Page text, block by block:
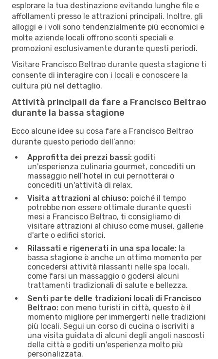
esplorare la tua destinazione evitando lunghe file e
affollamenti presso le attrazioni principali. Inoltre, gli
alloggi e i voli sono tendenzialmente più economici e
molte aziende locali offrono sconti speciali e
promozioni esclusivamente durante questi periodi.
Visitare Francisco Beltrao durante questa stagione ti
consente di interagire con i locali e conoscere la
cultura più nel dettaglio.
Attività principali da fare a Francisco Beltrao
durante la bassa stagione
Ecco alcune idee su cosa fare a Francisco Beltrao
durante questo periodo dell’anno:
Approfitta dei prezzi bassi: goditi
un'esperienza culinaria gourmet, concediti un
massaggio nell’hotel in cui pernotterai o
concediti un'attività di relax.
Visita attrazioni al chiuso: poiché il tempo
potrebbe non essere ottimale durante questi
mesi a Francisco Beltrao, ti consigliamo di
visitare attrazioni al chiuso come musei, gallerie
d'arte o edifici storici.
Rilassati e rigenerati in una spa locale: la
bassa stagione è anche un ottimo momento per
concedersi attività rilassanti nelle spa locali,
come farsi un massaggio o godersi alcuni
trattamenti tradizionali di salute e bellezza.
Senti parte delle tradizioni locali di Francisco
Beltrao: con meno turisti in città, questo è il
momento migliore per immergerti nelle tradizioni
più locali. Segui un corso di cucina o iscriviti a
una visita guidata di alcuni degli angoli nascosti
della città e goditi un'esperienza molto più
personalizzata.